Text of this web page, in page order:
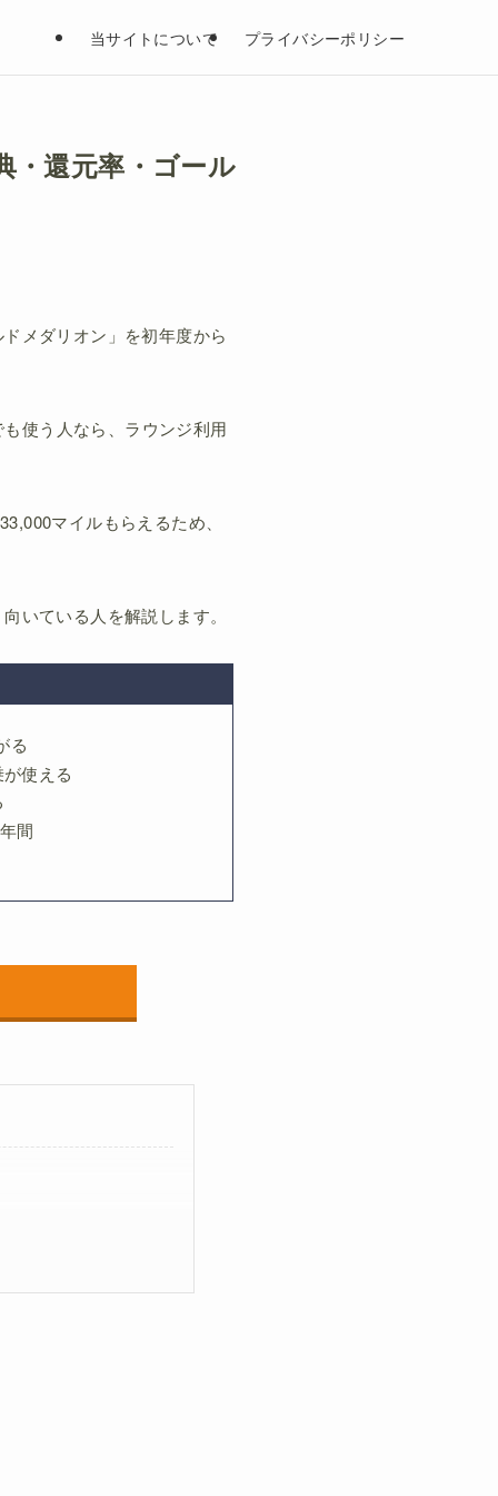
当サイトについて プライバシーポリシー
・還元率・ゴール
メダリオン」を初年度から
使う人なら、ラウンジ利用
マイルもらえるため、
いている人を解説します。
る
使える
間